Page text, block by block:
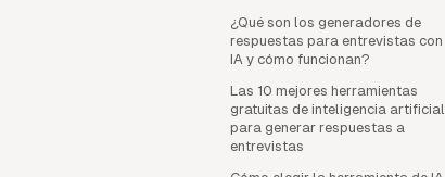
¿Qué son los generadores de
respuestas para entrevistas con
IA y cómo funcionan?
Las 10 mejores herramientas
gratuitas de inteligencia artificial
para generar respuestas a
entrevistas